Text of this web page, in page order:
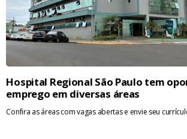
Hospital Regional São Paulo tem
emprego em diversas áreas
Confira as áreas com vagas abertas e envie seu